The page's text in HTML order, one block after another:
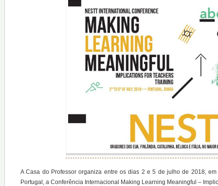
A Casa do Professor organiza entre os dias 2 e 5 de julho de 2018,
Portugal, a Conferência Internacional Making Learning Meaningful –